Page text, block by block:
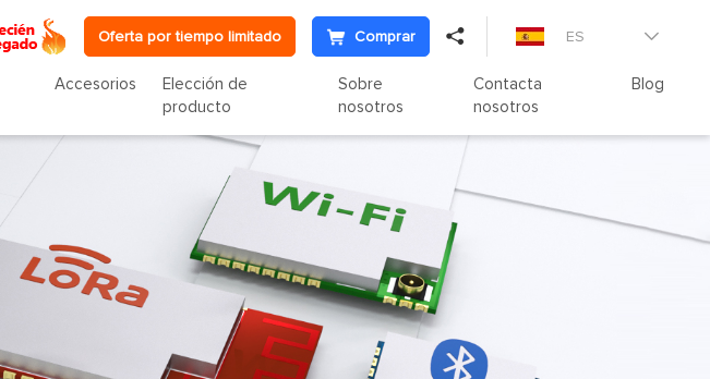
Oferta por tiempo limitado Comprar  ES 
Accesorios
Elección de
producto
Sobre
nosotros
Contacta
nosotros
Blog